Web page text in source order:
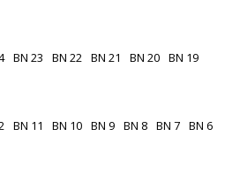
BN 23 BN 22 BN 21 BN 20 BN 19
BN 11 BN 10 BN 9 BN 8 BN 7 BN 6